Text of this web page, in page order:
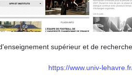
supérieur et de
https://www.univ-